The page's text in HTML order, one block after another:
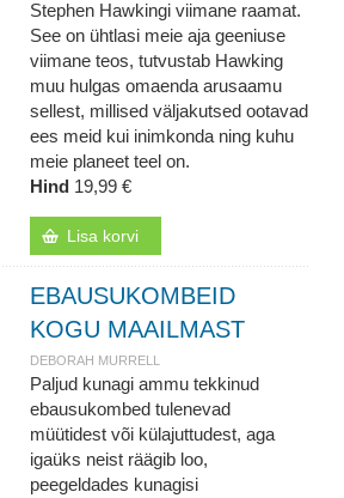
Stephen Hawkingi viimane raamat.
See on ühtlasi meie aja geeniuse
viimane teos, tutvustab Hawking
muu hulgas omaenda arusaamu
sellest, millised väljakutsed ootavad
ees meid kui inimkonda ning kuhu
meie planeet teel on.
Hind 19,99 €
Lisa korvi
EBAUSUKOMBEID
KOGU MAAILMAST
DEBORAH MURRELL
Paljud kunagi ammu tekkinud
ebausukombed tulenevad
müütidest või külajuttudest, aga
igaüks neist räägib loo,
peegeldades kunagisi